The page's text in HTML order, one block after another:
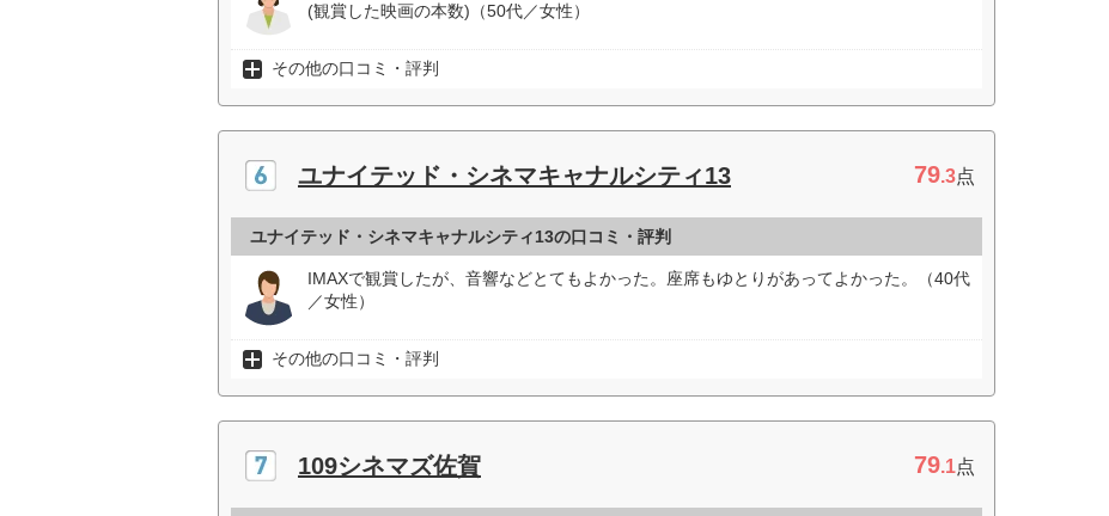
(観賞した映画の本数)（50代／女性）
その他の口コミ・評判
ユナイテッド・シネマキャナルシティ13 79.3点
ユナイテッド・シネマキャナルシティ13の口コミ・評判
IMAXで観賞したが、音響などとてもよかった。座席もゆとりがあってよかった。（40代
／女性）
その他の口コミ・評判
109シネマズ佐賀 79.1点